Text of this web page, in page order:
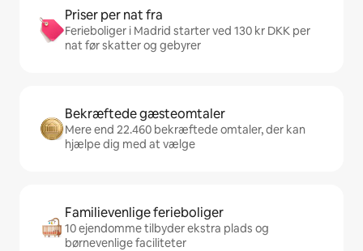
Priser per nat fra
Ferieboliger i Madrid starter ved 130 kr DKK per
nat før skatter og gebyrer
Bekræftede gæsteomtaler
Mere end 22.460 bekræftede omtaler, der kan
hjælpe dig med at vælge
Familievenlige ferieboliger
10 ejendomme tilbyder ekstra plads og
børnevenlige faciliteter